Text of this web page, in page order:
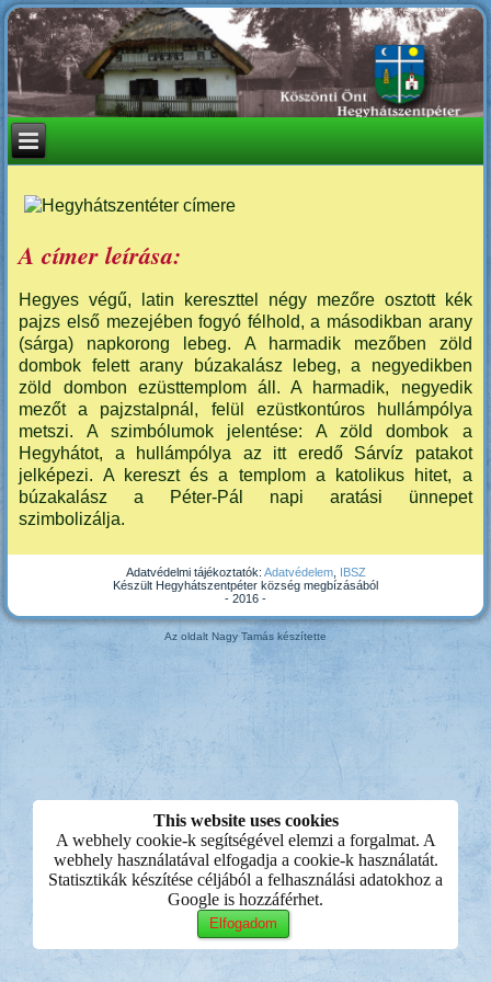
A címer leírása:
Hegyes végű, latin kereszttel négy mezőre osztott kék
pajzs első mezejében fogyó félhold, a másodikban arany
(sárga) napkorong lebeg. A harmadik mezőben zöld
dombok felett arany búzakalász lebeg, a negyedikben
zöld dombon ezüsttemplom áll. A harmadik, negyedik
mezőt a pajzstalpnál, felül ezüstkontúros hullámpólya
metszi. A szimbólumok jelentése: A zöld dombok a
Hegyhátot, a hullámpólya az itt eredő Sárvíz patakot
jelképezi. A kereszt és a templom a katolikus hitet, a
búzakalász a Péter-Pál napi aratási ünnepet
szimbolizálja.
Adatvédelmi tájékoztatók: Adatvédelem, IBSZ
Készült Hegyhátszentpéter község megbízásából
- 2016 -
Az oldalt Nagy Tamás készítette
This website uses cookies
A webhely cookie-k segítségével elemzi a forgalmat. A
webhely használatával elfogadja a cookie-k használatát.
Statisztikák készítése céljából a felhasználási adatokhoz a
Google is hozzáférhet.
Elfogadom